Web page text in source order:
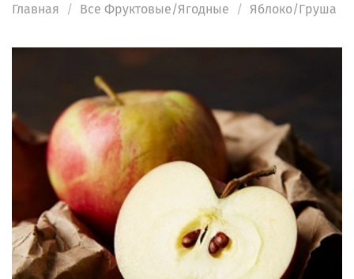
Главная Все Фруктовые/Ягодные Яблоко/Груша